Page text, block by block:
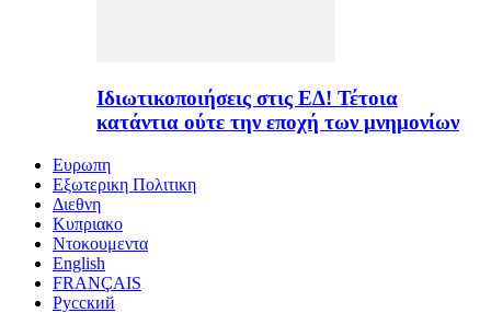
Ιδιωτικοποιήσεις στις ΕΔ! Τέτοια
κατάντια ούτε την εποχή των μνημονίων
Ευρωπη
Εξωτερικη Πολιτικη
Διεθνη
Κυπριακο
Ντοκουμεντα
English
FRANÇAIS
Русский